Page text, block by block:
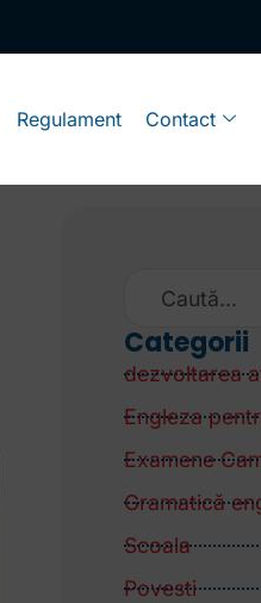
Regulament Contact
Categorii
dezvoltarea
Engleza
Examene
Gramatică
Scoala
Povesti